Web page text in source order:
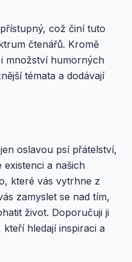
což činí tuto
čtenářů. Kromě
množství humorných
témata a dodávají
oslavou psí přátelství,
existenci a našich
které vás vytrhne z
zamyslet se nad tím,
život. Doporučuji ji
hledají inspiraci a